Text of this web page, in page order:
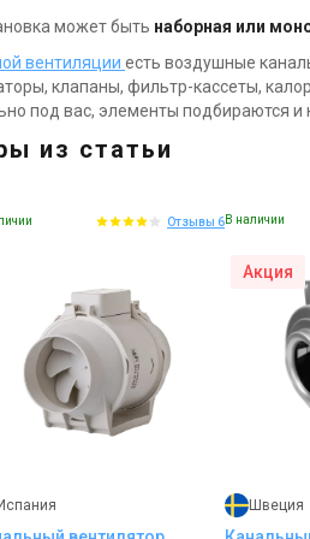
QD 100 BB
Купить
3 100 грн
В наличии
Акция
может быть наборная или
вентиляции есть воздушные
клапаны, фильтр-кассеты,
под вас, элементы подбираются
из статьи
Отзывы 6
Испания
В наличии
Акция
Швеция